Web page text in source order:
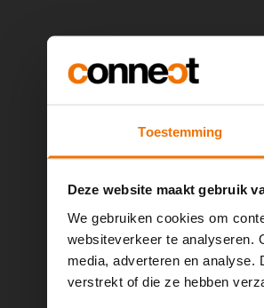
Toestemming
Deze website maakt gebruik
We gebruiken cookies om
websiteverkeer te analyseren.
media, adverteren en analyse.
verstrekt of die ze hebben